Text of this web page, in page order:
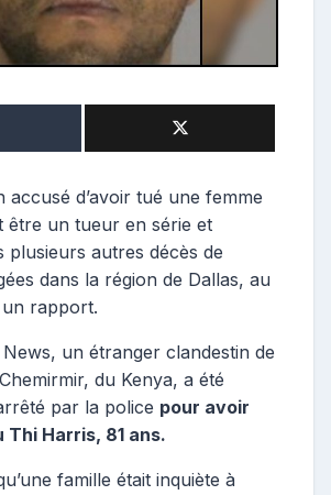
e
accusé d’avoir tué une femme
être un tueur en série et
plusieurs autres décès de
dans la région de Dallas, au
rapport.
un étranger clandestin de
du Kenya, a été
par la police pour avoir
Thi Harris, 81 ans.
famille était inquiète à